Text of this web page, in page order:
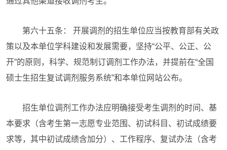
第六十五条： 开展调剂的招生单位应当按教育部有关政
策以及本单位学科建设和发展需要，坚持“公平、公正、公
开”的原则，科学、规范制订调剂工作办法，并提前在“全国
硕士生招生复试调剂服务系统”和本单位网站公布。
招生单位调剂工作办法应明确接受考生调剂的时间、基
本要求（含考生第一志愿专业范围、初试科目、初试成绩要
求等，其中初试成绩含加分）、工作程序、复试办法（含考